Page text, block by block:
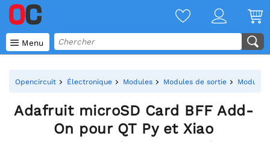
 Menu
Opencircuit Électronique Modules Modules de sortie Modules
Adafruit microSD Card BFF Add-
On pour QT Py et Xiao